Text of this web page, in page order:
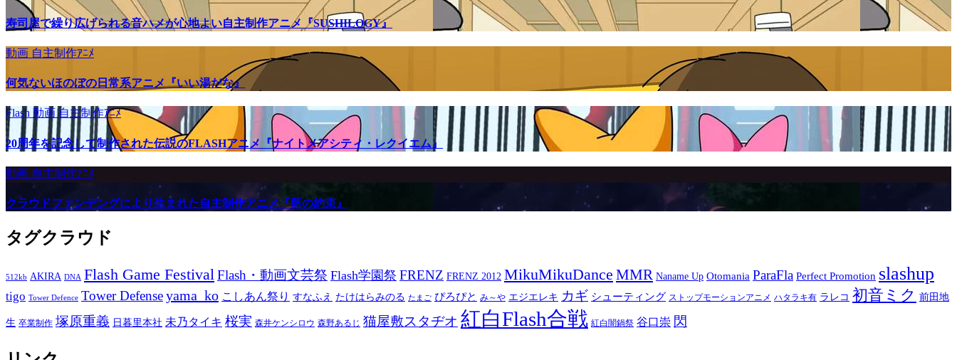
寿司屋で繰り広げられる音ハメが心地よい自主制作アニメ『SUSHILOGY』
動画 自主制作ｱﾆﾒ
何気ないほのぼの日常系アニメ『いい湯だな』
Flash 動画自主制作ｱﾆﾒ
20周年を記念して制作された伝説のFLASHアニメ『ナイトメアシティ・レクイエム』
動画 自主制作ｱﾆﾒ
クラウドファンデングにより生まれた自主制作アニメ『藍の約束』
タグクラウド
512kb AKIRA DNA Flash Game FestivalFlash・動画文芸祭 Flash学園祭 FRENZ FRENZ 2012 MikuMikuDance MMR Naname Up Otomania ParaFla Perfect Promotion slashup
tigo Tower Defence Tower Defenseyama_ko こしあん祭り すなふえ たけはらみのる たまご ぴろぴと み～や エジエレキ カギ シューティング ストップモーションアニメ ハタラキ有 ラレコ 初音ミク 前田地
生 卒業制作 塚原重義 日暮里本社 未乃タイキ 桜実 森井ケンシロウ 森野あるじ 猫屋敷スタヂオ 紅白Flash合戦 紅白闇鍋祭 谷口崇 閃